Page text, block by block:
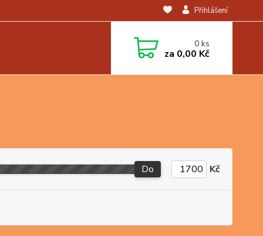
Přihlášení
0ks
za 0,00 Kč
Do Kč